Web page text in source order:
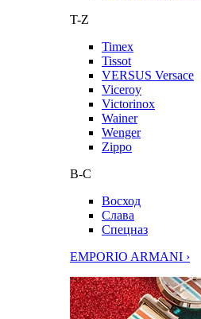
T-Z
Timex
Tissot
VERSUS Versace
Viceroy
Victorinox
Wainer
Wenger
Zippo
В-С
Восход
Слава
Спецназ
EMPORIO ARMANI ›